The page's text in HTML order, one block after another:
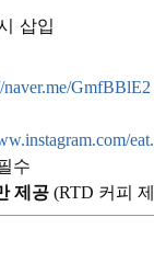
삽입
naver.me/GmfBBlE2
수
제공 (RTD 커피